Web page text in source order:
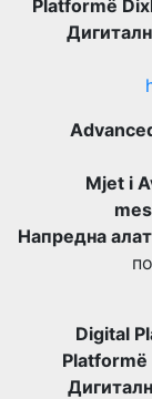
Platformë
Mjet i
Напредна
Digital